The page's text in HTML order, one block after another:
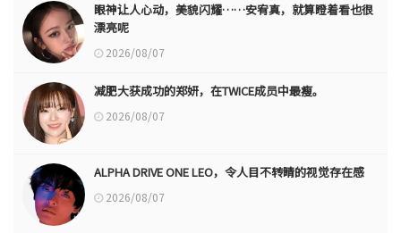
眼神让人心动，美貌闪耀……安宥真，就算瞪着看也很
漂亮呢
2026/08/07
减肥大获成功的郑妍，在TWICE成员中最瘦。
2026/08/07
ALPHA DRIVE ONE LEO，令人目不转睛的视觉存在感
2026/08/07